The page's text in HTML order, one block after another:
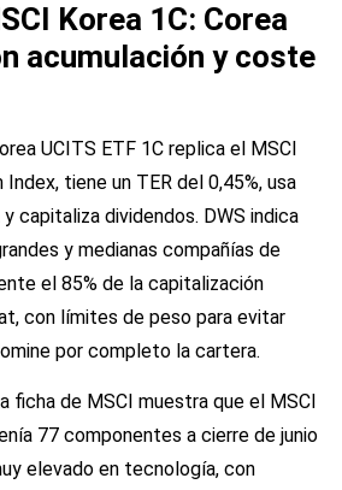
Korea 1C: Corea
acumulación y coste
UCITS ETF 1C replica el MSCI
tiene un TER del 0,45%, usa
capitaliza dividendos. DWS indica
y medianas compañías de
el 85% de la capitalización
con límites de peso para evitar
por completo la cartera.
ficha de MSCI muestra que el MSCI
77 componentes a cierre de junio
elevado en tecnología, con